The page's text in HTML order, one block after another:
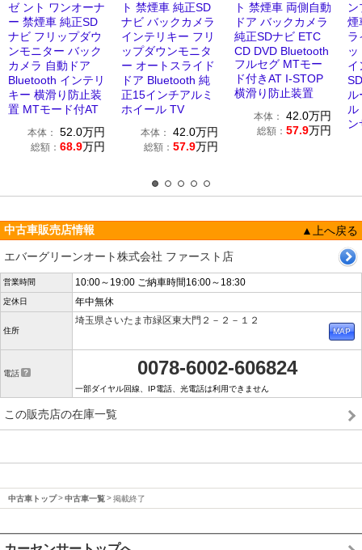
ゼ ント ワンオーナ
ー 禁煙車 純正SD
ナビ フリップダウ
ンモニター バック
カメラ 自動ドア
Bluetooth インテリ
キー 横滑り防止装
置 MTモード付AT
本体： 52.0万円
総額： 68.9万円
ト 禁煙車 純正SD
ナビ バックカメラ
インテリキー フリ
ップダウンモニタ
ー オートスライド
ドア Bluetooth 純
正15インチアルミ
ホイール TV
本体： 42.0万円
総額： 57.9万円
ト 禁煙車 両側自動
ドア バックカメラ
純正SDナビ ETC
CD DVD Bluetooth
フルセグ MTモー
ド付きAT I-STOP
横滑り防止装置
本体： 42.0万円
総額： 57.9万円
煙
ラ
イ
中古車販売店情報
▲上へ戻る
エバーグリーンオート株式会社 ファースト店
営業時間 10:00～19:00 ご納車時間16:00～18:30
定休日 年中無休
住所
埼玉県さいたま市緑区東大門２－２－１２
電話 0078-6002-606824
一部ダイヤル回線、IP電話、光電話は利用できません
この販売店の在庫一覧
中古車トップ 中古車一覧 掲載終了